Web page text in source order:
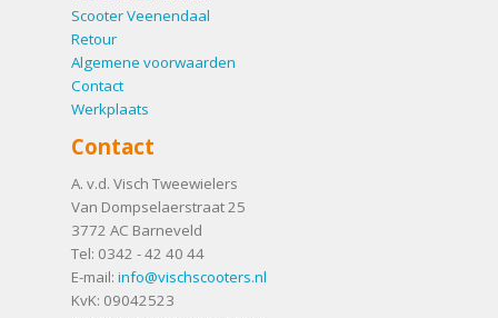
Scooter Veenendaal
Retour
Algemene voorwaarden
Contact
Werkplaats
Contact
A. v.d. Visch Tweewielers
Van Dompselaerstraat 25
3772 AC Barneveld
Tel: 0342 - 42 40 44
E-mail: info@vischscooters.nl
KvK: 09042523